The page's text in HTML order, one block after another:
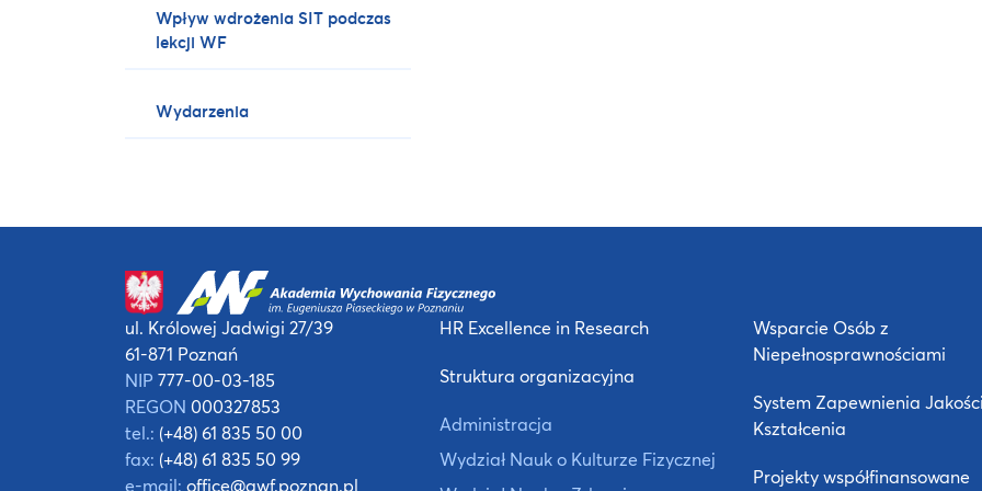
Wpływ wdrożenia SIT podczas
lekcji WF
Wydarzenia
ul. Królowej Jadwigi 27/39
61-871 Poznań
NIP 777-00-03-185
REGON 000327853
tel.: (+48) 61 835 50 00
fax: (+48) 61 835 50 99
e-mail: office@awf.poznan.pl
HR Excellence in Research
Struktura organizacyjna
Administracja
Wydział Nauk o Kulturze Fizycznej
Wsparcie Osób z
Niepełnosprawnościami
System Zapewnienia Jakości
Kształcenia
Projekty współfinansowane